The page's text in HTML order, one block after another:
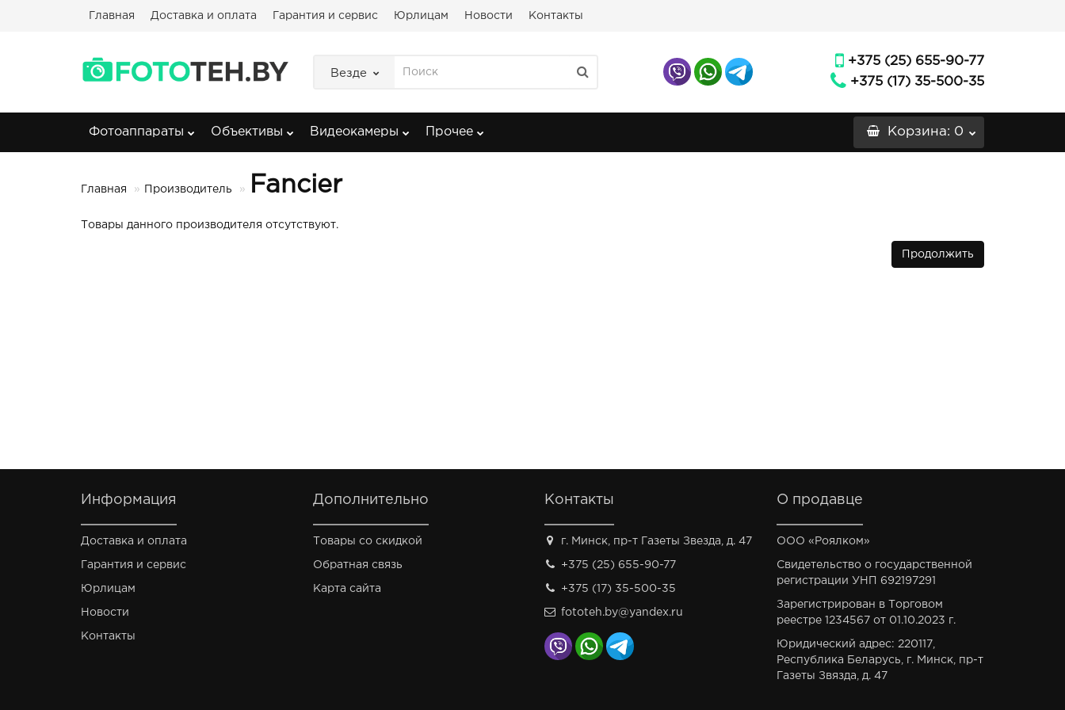
Главная Доставка и оплата Гарантия и сервис Юрлицам Новости Контакты
Везде
+375 (25) 655-90-77
+375 (17) 35-500-35
Фотоаппараты Объективы Видеокамеры Прочее Корзина: 0
Главная Производитель Fancier
Товары данного производителя отсутствуют.
Продолжить
Информация
Доставка и оплата
Гарантия и сервис
Юрлицам
Новости
Контакты
Дополнительно
Товары со скидкой
Обратная связь
Карта сайта
Контакты
г. Минск, пр-т Газеты Звезда, д. 47
+375 (25) 655-90-77
+375 (17) 35-500-35
fototeh.by@yandex.ru
О продавце
ООО «Роялком»
Свидетельство о государственной
регистрации УНП 692197291
Зарегистрирован в Торговом
реестре 1234567 от 01.10.2023 г.
Юридический адрес: 220117,
Республика Беларусь, г. Минск, пр-т
Газеты Звязда, д. 47